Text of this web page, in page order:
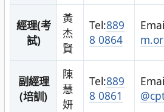
經理(考
試)
黃
杰
賢
Tel:889
8 0864
副經理
(培訓)
陳
慧
妍
Tel:889
8 0861